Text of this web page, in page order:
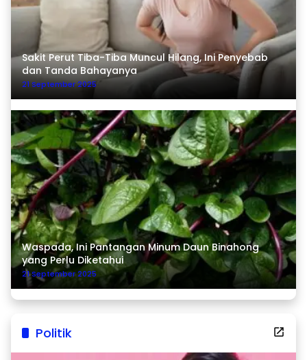
Sakit Perut Tiba-Tiba Muncul Hilang, Ini Penyebab
dan Tanda Bahayanya
21 September 2025
Waspada, Ini Pantangan Minum Daun Binahong
yang Perlu Diketahui
21 September 2025
Politik